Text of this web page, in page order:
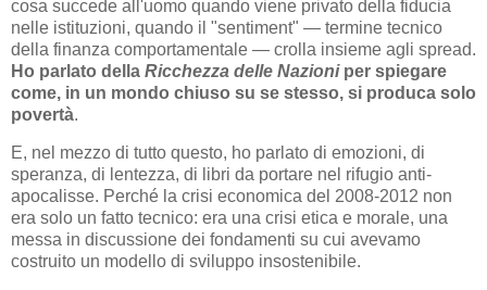
cosa succede all'uomo quando viene privato della fiducia
nelle istituzioni, quando il "sentiment" — termine tecnico
della finanza comportamentale — crolla insieme agli spread.
Ho parlato della Ricchezza delle Nazioniper spiegare
come, in un mondo chiuso su se stesso, si produca solo
povertà.
E, nel mezzo di tutto questo, ho parlato di emozioni, di
speranza, di lentezza, di libri da portare nel rifugio anti-
apocalisse. Perché la crisi economica del 2008-2012 non
era solo un fatto tecnico: era una crisi etica e morale, una
messa in discussione dei fondamenti su cui avevamo
costruito un modello di sviluppo insostenibile.